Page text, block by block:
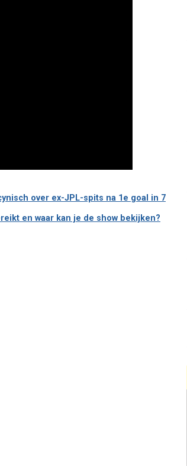
over ex-JPL-spits na 1e goal in 7
en waar kan je de show bekijken?